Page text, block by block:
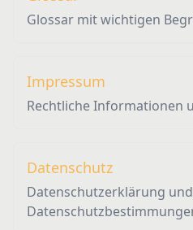
Glossar mit wichtigen
Impressum
Rechtliche Informationen
Datenschutz
Datenschutzerklärung und